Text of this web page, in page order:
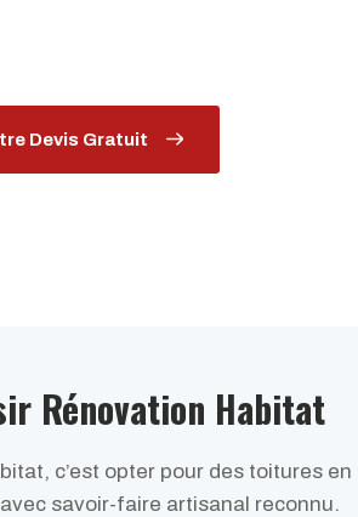
Devis Gratuit
Rénovation Habitat
c’est opter pour des toitures en
savoir-faire artisanal reconnu.